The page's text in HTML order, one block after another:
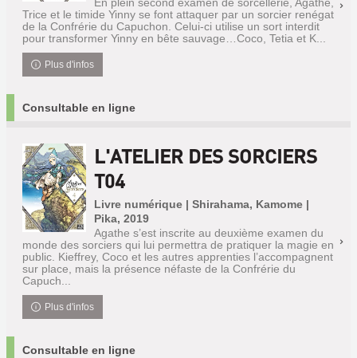
Trice et le timide Yinny se font attaquer par un sorcier renégat
de la Confrérie du Capuchon. Celui-ci utilise un sort interdit
pour transformer Yinny en bête sauvage…Coco, Tetia et K...
Plus d'infos
Consultable en ligne
L'ATELIER DES SORCIERS
T04
Livre numérique | Shirahama, Kamome |
Pika, 2019
Agathe s’est inscrite au deuxième examen du
monde des sorciers qui lui permettra de pratiquer la magie en
public. Kieffrey, Coco et les autres apprenties l’accompagnent
sur place, mais la présence néfaste de la Confrérie du
Capuch...
Plus d'infos
Consultable en ligne